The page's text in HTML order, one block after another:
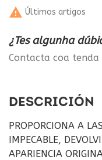
 Últimos artigos
¿Tes algunha
Contacta coa tenda
DESCRICIÓN
PROPORCIONA A
IMPECABLE,
APARIENCIA